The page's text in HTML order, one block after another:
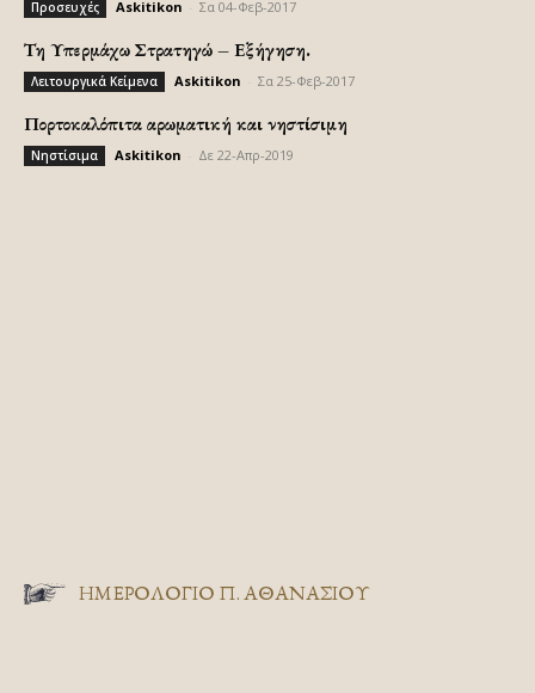
Προσευχές Askitikon Σα 04-Φεβ-2017
Τη Υπερμάχω Στρατηγώ – Εξήγηση.
Λειτουργικά Κείμενα Askitikon Σα 25-Φεβ-2017
Πορτοκαλόπιτα αρωματική και νηστίσιμη
Νηστίσιμα Askitikon Δε 22-Απρ-2019
ΗΜΕΡΟΛΟΓΙΟ Π. ΑΘΑΝΑΣΙΟΥ